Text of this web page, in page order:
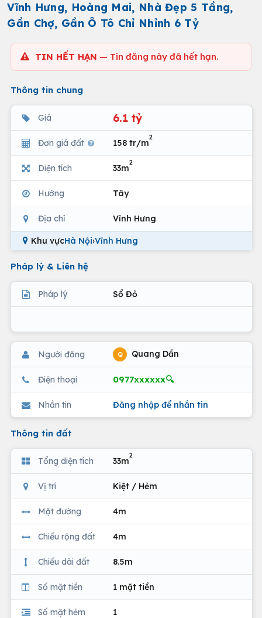
Vĩnh Hưng, Hoàng Mai, Nhà Đẹp 5 Tầng,
Gần Chợ, Gần Ô Tô Chỉ Nhỉnh 6 Tỷ
TIN HẾT HẠN — Tin đăng này đã hết hạn.
Thông tin chung
Giá 6.1 tỷ
Đơn giá đất 158 tr/m
2
Diện tích 33m
2
Hướng Tây
Địa chỉ Vĩnh Hưng
Khu vựcHà Nội›Vĩnh Hưng
Pháp lý & Liên hệ
Pháp lý Sổ Đỏ
Người đăng Q Quang Dần
Điện thoại 0977xxxxxx🔍
Nhắn tin Đăng nhập để nhắn tin
Thông tin đất
Tổng diện tích 33m
2
Vị trí Kiệt / Hẻm
Mặt đường 4m
Chiều rộng đất 4m
Chiều dài đất 8.5m
Số mặt tiền 1 mặt tiền
Số mặt hẻm 1